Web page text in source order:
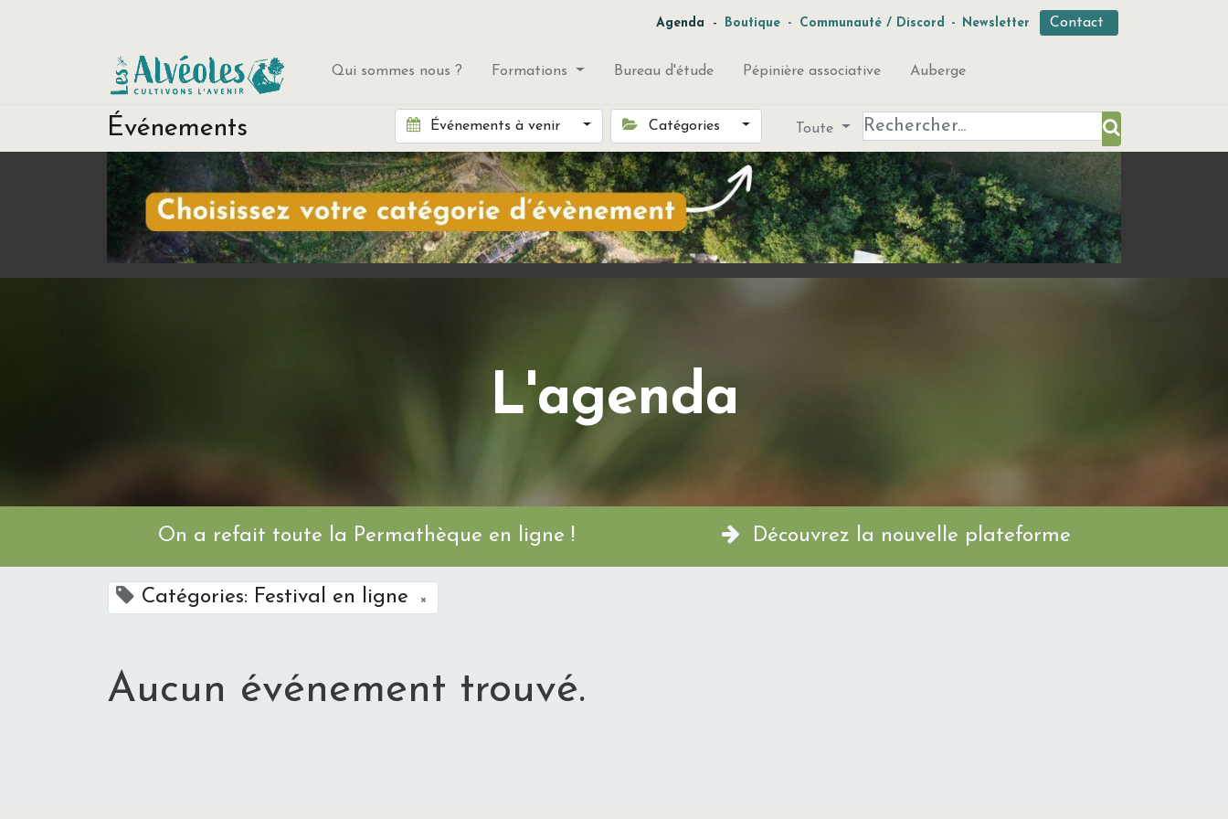
Agenda - Boutique - Communauté / Discord - Newsletter Contact
Qui sommes nous ? Formations Bureau d'étude Pépinière associative Auberge
Événements Événements à venir Catégories Toute
L'agenda
On a refait toute la Permathèque en ligne ! Découvrez la nouvelle plateforme
Catégories: Festival en ligne ×
Aucun événement trouvé.